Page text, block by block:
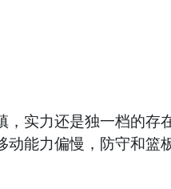
实力还是独一档的存
能力偏慢，防守和篮